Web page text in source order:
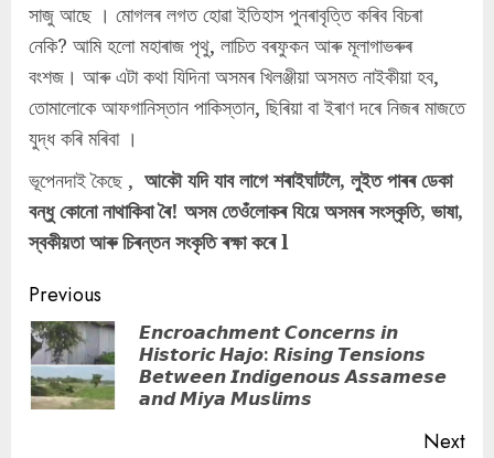
সাজু আছে । মোগলৰ লগত হোৱা ইতিহাস পুনৰাবৃত্তি কৰিব বিচৰা
নেকি? আমি হলো মহাৰাজ পৃথু, লাচিত বৰফুকন আৰু মূলাগাভৰুৰ
বংশজ। আৰু এটা কথা যিদিনা অসমৰ খিলঞ্জীয়া অসমত নাইকীয়া হব,
তোমালোকে আফগানিস্তান পাকিস্তান, ছিৰিয়া বা ইৰাণ দৰে নিজৰ মাজতে
যুদ্ধ কৰি মৰিবা ।
ভূপেনদাই কৈছে , আকৌ যদি যাব লাগে শৰাইঘাটলৈ, লুইত পাৰৰ ডেকা
বন্ধু কোনো নাথাকিবা ৰৈ! অসম তেওঁলোকৰ যিয়ে অসমৰ সংস্কৃতি, ভাষা,
স্বকীয়তা আৰু চিৰন্তন সংকৃতি ৰক্ষা কৰে l
Continue
Reading
Previous
𝙀𝙣𝙘𝙧𝙤𝙖𝙘𝙝𝙢𝙚𝙣𝙩 𝘾𝙤𝙣𝙘𝙚𝙧𝙣𝙨 𝙞𝙣
𝙃𝙞𝙨𝙩𝙤𝙧𝙞𝙘 𝙃𝙖𝙟𝙤: 𝙍𝙞𝙨𝙞𝙣𝙜 𝙏𝙚𝙣𝙨𝙞𝙤𝙣𝙨
𝘽𝙚𝙩𝙬𝙚𝙚𝙣 𝙄𝙣𝙙𝙞𝙜𝙚𝙣𝙤𝙪𝙨 𝘼𝙨𝙨𝙖𝙢𝙚𝙨𝙚
𝙖𝙣𝙙 𝙈𝙞𝙮𝙖 𝙈𝙪𝙨𝙡𝙞𝙢𝙨
Next